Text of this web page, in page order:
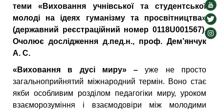
теми«Виховання учнівської та студентської
молоді на ідеях гуманізму та просвітництва»
(державний реєстраційний номер 0118U001567).
Очолює дослідження д.пед.н., проф. Дем’янчук
А. С.
«Виховання в дусі миру»–уже не просто
загальноприйнятий міжнародний термін. Воно стає
якби особливим розділом педагогіки миру, уроком
взаєморозуміння і взаємодовіри між молодими